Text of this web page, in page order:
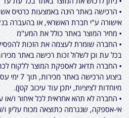
• הרכישה באתר הינה באמצעות כרטיס
אישורה ע"י חברת האשראי, או בהעברה
• מחיר המוצר באתר כולל את המע"מ
• החברה שומרת לעצמה את הזכות
בכל עת וכן לשלול זכות רכישה באתר
• החברה תדאג לאספקת המוצר ללקוח
ביצוע
מיוחדות לציציות, יתכן עוד עיכוב קטן).
• החברה לא תהא אחראית לכל איחור ו/או
אי-אספקה, שנגרמה כתוצאה מכוח עליון